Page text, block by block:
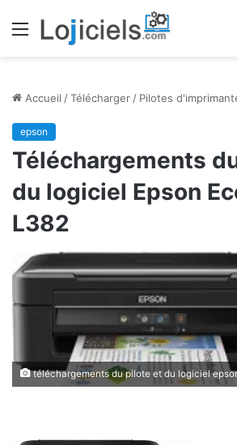
Menu
Accueil /Télécharger / Pilotes
epson
Téléchargements
du logiciel Epson
L382
téléchargements du pilote et du logiciel